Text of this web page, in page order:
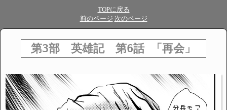
TOPに戻る
前のページ 次のページ
第3部 英雄記 第6話 「再会」